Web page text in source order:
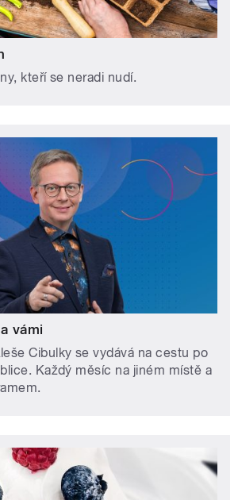
kteří se neradi nudí.
vámi
Cibulky se vydává na cestu po
Každý měsíc na jiném místě a